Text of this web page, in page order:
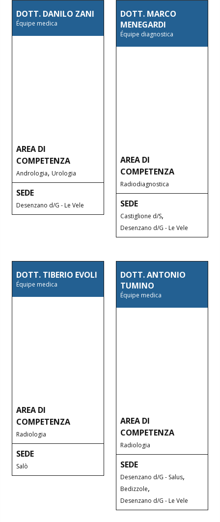
DOTT. DANILO ZANI
Équipe medica
AREA DI
COMPETENZA
Andrologia, Urologia
SEDE
Desenzano d/G - Le Vele
DOTT. MARCO
MENEGARDI
Équipe diagnostica
AREA DI
COMPETENZA
Radiodiagnostica
SEDE
Castiglione d/S,
Desenzano d/G - Le Vele
DOTT. TIBERIO EVOLI
Équipe medica
AREA DI
COMPETENZA
Radiologia
SEDE
Salò
DOTT. ANTONIO
TUMINO
Équipe medica
AREA DI
COMPETENZA
Radiologia
SEDE
Desenzano d/G - Salus,
Bedizzole,
Desenzano d/G - Le Vele